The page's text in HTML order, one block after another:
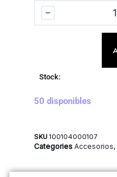
Stock:
50 disponibles
SKU 100104000107
Categories Accesorios,